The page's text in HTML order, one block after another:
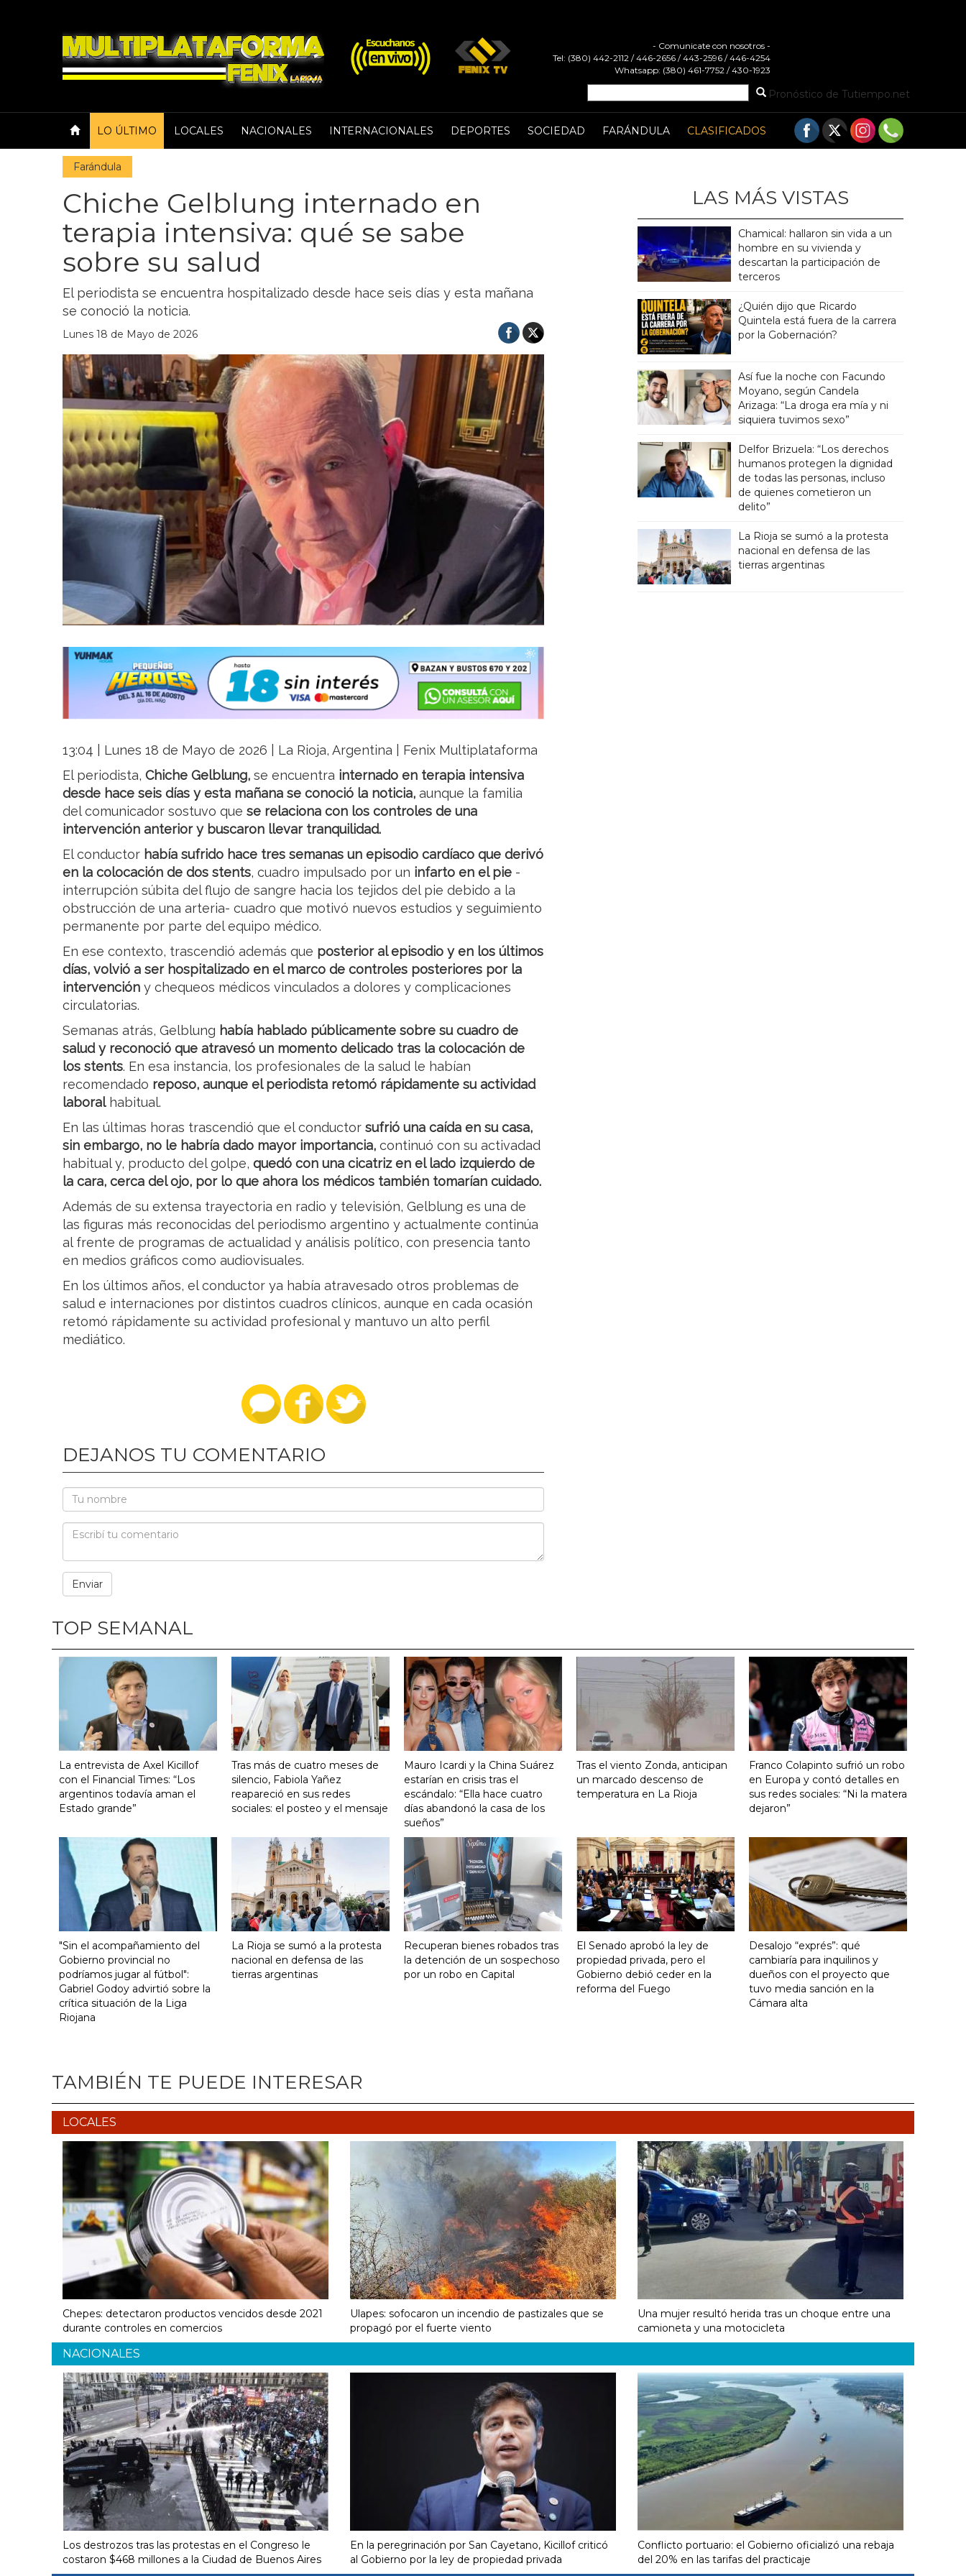
- Comunicate con nosotros -
Tel: (380) 442-2112 / 446-2656 / 443-2596 / 446-4254
Whatsapp: (380) 461-7752 / 430-1923
Pronóstico de Tutiempo.net
LO ÚLTIMO LOCALES NACIONALES INTERNACIONALES DEPORTES SOCIEDAD FARÁNDULA CLASIFICADOS
Farándula
Chiche Gelblung internado en
terapia intensiva: qué se sabe
sobre su salud
El periodista se encuentra hospitalizado desde hace seis días y esta mañana
se conoció la noticia.
Lunes 18 de Mayo de 2026
13:04 | Lunes 18 de Mayo de 2026 | La Rioja, Argentina | Fenix Multiplataforma
El periodista, Chiche Gelblung, se encuentra internado en terapia intensiva
desde hace seis días y esta mañana se conoció la noticia, aunque la familia
del comunicador sostuvo que se relaciona con los controles de una
intervención anterior y buscaron llevar tranquilidad.
El conductor había sufrido hace tres semanas un episodio cardíaco que derivó
en la colocación de dos stents, cuadro impulsado por un infarto en el pie -
interrupción súbita del flujo de sangre hacia los tejidos del pie debido a la
obstrucción de una arteria- cuadro que motivó nuevos estudios y seguimiento
permanente por parte del equipo médico.
En ese contexto, trascendió además que posterior al episodio y en los últimos
días, volvió a ser hospitalizado en el marco de controles posteriores por la
intervención y chequeos médicos vinculados a dolores y complicaciones
circulatorias.
Semanas atrás, Gelblung había hablado públicamente sobre su cuadro de
salud y reconoció que atravesó un momento delicado tras la colocación de
los stents. En esa instancia, los profesionales de la salud le habían
recomendado reposo, aunque el periodista retomó rápidamente su actividad
laboral habitual.
En las últimas horas trascendió que el conductor sufrió una caída en su casa,
sin embargo, no le habría dado mayor importancia, continuó con su activadad
habitual y, producto del golpe, quedó con una cicatriz en el lado izquierdo de
la cara, cerca del ojo, por lo que ahora los médicos también tomarían cuidado.
Además de su extensa trayectoria en radio y televisión, Gelblung es una de
las figuras más reconocidas del periodismo argentino y actualmente continúa
al frente de programas de actualidad y análisis político, con presencia tanto
en medios gráficos como audiovisuales.
En los últimos años, el conductor ya había atravesado otros problemas de
salud e internaciones por distintos cuadros clínicos, aunque en cada ocasión
retomó rápidamente su actividad profesional y mantuvo un alto perfil
mediático.
DEJANOS TU COMENTARIO
LAS MÁS VISTAS
Chamical: hallaron sin vida a un
hombre en su vivienda y
descartan la participación de
terceros
¿Quién dijo que Ricardo
Quintela está fuera de la carrera
por la Gobernación?
Así fue la noche con Facundo
Moyano, según Candela
Arizaga: “La droga era mía y ni
siquiera tuvimos sexo”
Delfor Brizuela: “Los derechos
humanos protegen la dignidad
de todas las personas, incluso
de quienes cometieron un
delito”
La Rioja se sumó a la protesta
nacional en defensa de las
tierras argentinas
TOP SEMANAL
La entrevista de Axel Kicillof
con el Financial Times: “Los
argentinos todavía aman el
Estado grande”
Tras más de cuatro meses de
silencio, Fabiola Yañez
reapareció en sus redes
sociales: el posteo y el mensaje
Mauro Icardi y la China Suárez
estarían en crisis tras el
escándalo: “Ella hace cuatro
días abandonó la casa de los
sueños”
Tras el viento Zonda, anticipan
un marcado descenso de
temperatura en La Rioja
Franco Colapinto sufrió un robo
en Europa y contó detalles en
sus redes sociales: “Ni la matera
dejaron”
"Sin el acompañamiento del
Gobierno provincial no
podríamos jugar al fútbol":
Gabriel Godoy advirtió sobre la
crítica situación de la Liga
Riojana
La Rioja se sumó a la protesta
nacional en defensa de las
tierras argentinas
Recuperan bienes robados tras
la detención de un sospechoso
por un robo en Capital
El Senado aprobó la ley de
propiedad privada, pero el
Gobierno debió ceder en la
reforma del Fuego
Desalojo “exprés”: qué
cambiaría para inquilinos y
dueños con el proyecto que
tuvo media sanción en la
Cámara alta
TAMBIÉN TE PUEDE INTERESAR
LOCALES
Chepes: detectaron productos vencidos desde 2021
durante controles en comercios
Ulapes: sofocaron un incendio de pastizales que se
propagó por el fuerte viento
Una mujer resultó herida tras un choque entre una
camioneta y una motocicleta
NACIONALES
Los destrozos tras las protestas en el Congreso le
costaron $468 millones a la Ciudad de Buenos Aires
En la peregrinación por San Cayetano, Kicillof criticó
al Gobierno por la ley de propiedad privada
Conflicto portuario: el Gobierno oficializó una rebaja
del 20% en las tarifas del practicaje